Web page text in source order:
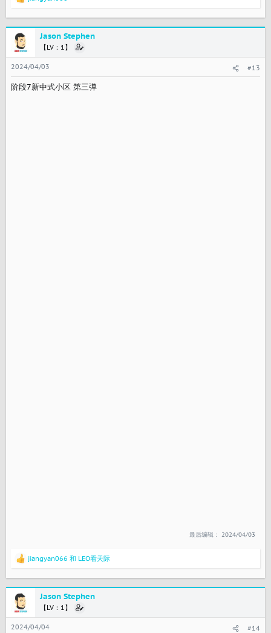
：
Jason Stephen
【LV：1】
2024/04/03 #13
阶段7新中式小区 第三弹
最后编辑： 2024/04/03
反
：
jiangyan066 和 LEO看天际
Jason Stephen
【LV：1】
2024/04/04 #14